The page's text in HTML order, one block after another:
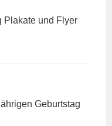
Plakate und Flyer
Geburtstag